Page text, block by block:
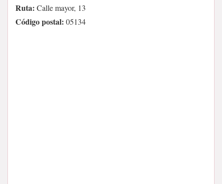
Ruta: Calle mayor, 13
Código postal: 05134